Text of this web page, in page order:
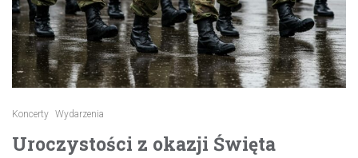
Koncerty Wydarzenia
Uroczystości z okazji Święta